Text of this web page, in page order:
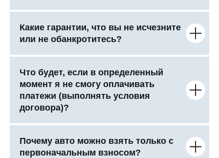
Какие гарантии, что вы не исчезните
или не обанкротитесь?
Что будет, если в определенный
момент я не смогу оплачивать
платежи (выполнять условия
договора)?
Почему авто можно взять только с
первоначальным взносом?